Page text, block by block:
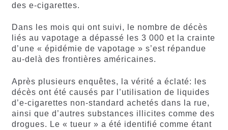
des e-cigarettes.
Dans les mois qui ont suivi, le nombre de décès
liés au vapotage a dépassé les 3 000 et la crainte
d’une « épidémie de vapotage » s’est répandue
au-delà des frontières américaines.
Après plusieurs enquêtes, la vérité a éclaté: les
décès ont été causés par l’utilisation de liquides
d’e-cigarettes non-standard achetés dans la rue,
ainsi que d’autres substances illicites comme des
drogues. Le « tueur » a été identifié comme étant